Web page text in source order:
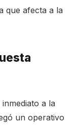
que afecta a la
a la
un operativo